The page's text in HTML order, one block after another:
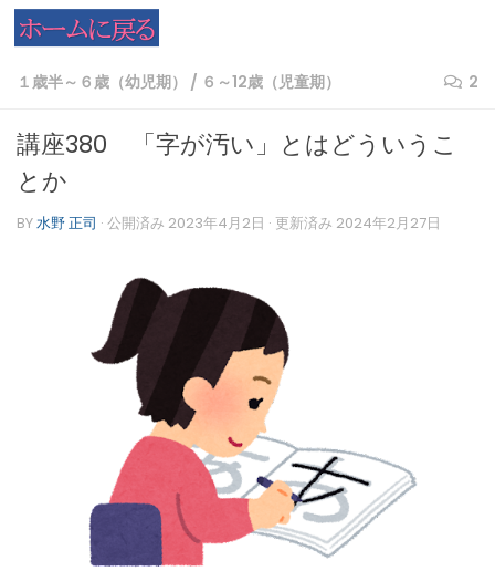
コンテンツへスキップ
１歳半～６歳（幼児期） / ６～12歳（児童期） 2
講座380 「字が汚い」とはどういうこ
とか
BY水野 正司 · 公開済み 2023年4月2日 · 更新済み 2024年2月27日